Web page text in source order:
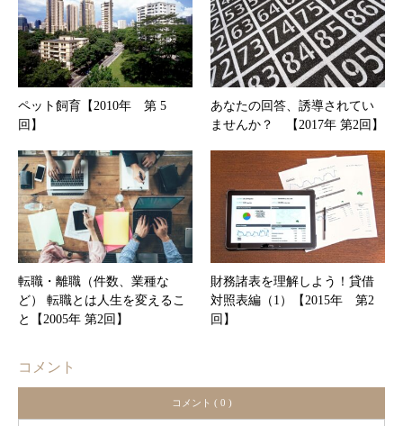
ペット飼育【2010年 第 5
回】
あなたの回答、誘導されてい
ませんか？ 【2017年 第2回】
転職・離職（件数、業種な
ど） 転職とは人生を変えるこ
と【2005年 第2回】
財務諸表を理解しよう！貸借
対照表編（1）【2015年 第2
回】
コメント
コメント ( 0 )